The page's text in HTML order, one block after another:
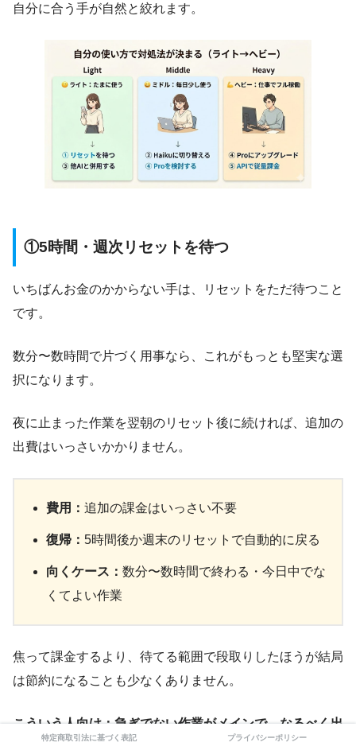
自分に合う手が自然と絞れます。
①5時間・週次リセットを待つ
いちばんお金のかからない手は、リセットをただ待つこと
です。
数分〜数時間で片づく用事なら、これがもっとも堅実な選
択になります。
夜に止まった作業を翌朝のリセット後に続ければ、追加の
出費はいっさいかかりません。
費用： 追加の課金はいっさい不要
復帰： 5時間後か週末のリセットで自動的に戻る
向くケース： 数分〜数時間で終わる・今日中でな
くてよい作業
焦って課金するより、待てる範囲で段取りしたほうが結局
は節約になることも少なくありません。
こういう人向け：急ぎでない作業がメインで、なるべく出
特定商取引法に基づく表記 プライバシーポリシー